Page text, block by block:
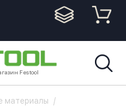
Festool
материалы